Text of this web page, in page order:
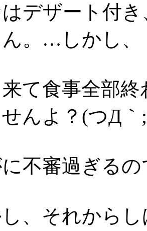
デザート付
。…しかし、
て食事全部
んよ？(つД｀
不審過ぎる
、それからし